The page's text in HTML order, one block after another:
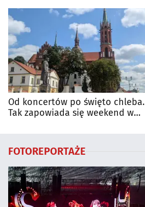
Od koncertów po święto chleba.
Tak zapowiada się weekend w
FOTOREPORTAŻE